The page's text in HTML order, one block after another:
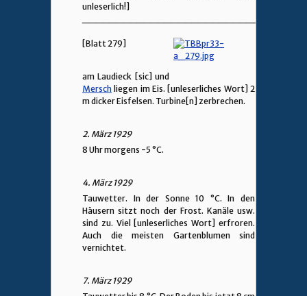
unleserlich!]
[Blatt 279]
am Laudieck [sic] und
Mersch liegen im Eis. [unleserliches Wort] 2
m dicker Eisfelsen. Turbine[n] zerbrechen.
2. März 1929
8 Uhr morgens -5 °C.
4. März 1929
Tauwetter. In der Sonne 10 °C. In den
Häusern sitzt noch der Frost. Kanäle usw.
sind zu. Viel [unleserliches Wort] erfroren.
Auch die meisten Gartenblumen sind
vernichtet.
7. März 1929